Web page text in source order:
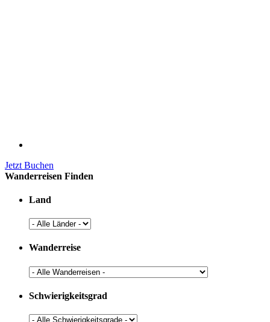
Jetzt Buchen
Wanderreisen Finden
Land
Wanderreise
Schwierigkeitsgrad